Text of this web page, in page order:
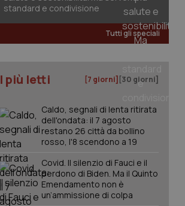
standard e condivisione
Tutti gli speciali
I più letti [7 giorni] [30 giorni]
Caldo, segnali di lenta ritirata
dell'ondata: il 7 agosto
restano 26 città da bollino
rosso, l'8 scendono a 19
Covid. Il silenzio di Fauci e il
perdono di Biden. Ma il Quinto
Emendamento non è
un’ammissione di colpa